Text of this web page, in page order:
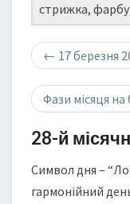
стрижка,
← 17 березня
Фази місяця
28-й
Символ дня –
гармонійний